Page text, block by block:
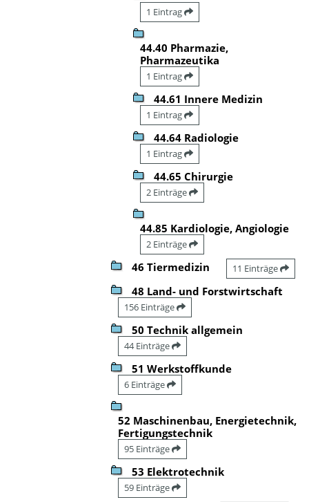
1 Eintrag
44.40 Pharmazie,
Pharmazeutika
1 Eintrag
44.61 Innere Medizin
1 Eintrag
44.64 Radiologie
1 Eintrag
44.65 Chirurgie
2 Einträge
44.85 Kardiologie, Angiologie
2 Einträge
46 Tiermedizin 11 Einträge
48 Land- und Forstwirtschaft
156 Einträge
50 Technik allgemein
44 Einträge
51 Werkstoffkunde
6 Einträge
52 Maschinenbau, Energietechnik,
Fertigungstechnik
95 Einträge
53 Elektrotechnik
59 Einträge